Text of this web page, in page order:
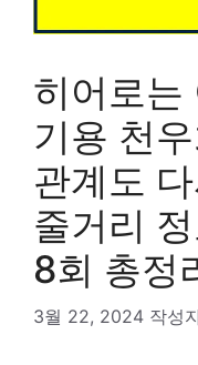
히어로는
기용 천
관계도
줄거리
8회 총정
3월 22, 2024 작성